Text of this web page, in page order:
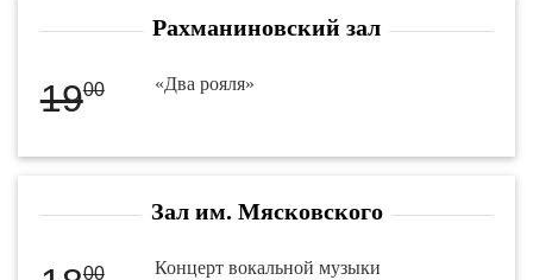
Рахманиновский зал
1900 «Два рояля»
Зал им. Мясковского
00 Концерт вокальной музыки